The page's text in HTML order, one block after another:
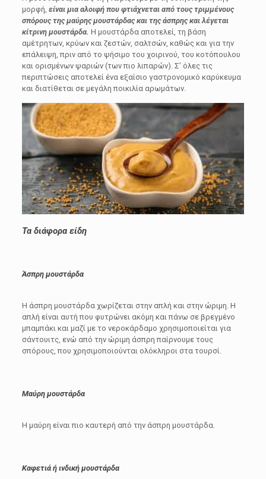
μορφή, είναι μια αλοιφή που φτιάχνεται από τους τριμμένους
σπόρους της μαύρης μουστάρδας και της άσπρης και λέγεται
κίτρινη μουστάρδα. Η μουστάρδα αποτελεί, τη βάση
αμέτρητων, κρύων και ζεστών, σαλτσών, καθώς και για την
επάλειψη, πριν από το ψήσιμο του χοιρινού, του κοτόπουλου
και ορισμένων ψαριών (των πιο λιπαρών). Σ’ όλες τις
περιπτώσεις αποτελεί ένα εξαίσιο γαστρονομικό καρύκευμα
και διατίθεται σε μεγάλη ποικιλία αρωμάτων.
Τα διάφορα είδη
Άσπρη μουστάρδα
Η άσπρη μουστάρδα χωρίζεται στην απλή και στην ώριμη. Η
απλή είναι αυτή που φυτρώνει ακόμη και πάνω σε βρεγμένο
μπαμπάκι και μαζί με το νεροκάρδαμο χρησιμοποιείται για
σάντουιτς, ενώ από την ώριμη άσπρη παίρνουμε τους
σπόρους, που χρησιμοποιούνται ολόκληροι στα τουρσί.
Μαύρη μουστάρδα
Η μαύρη είναι πιο καυτερή από την άσπρη μουστάρδα.
Καφετιά ή ινδική μουστάρδα